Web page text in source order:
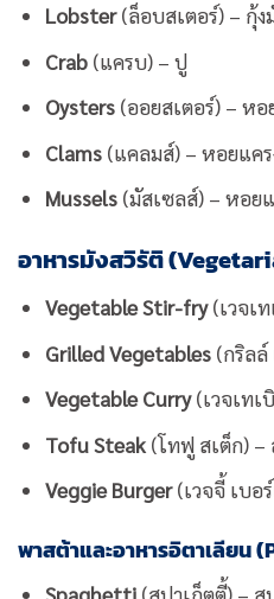
Lobster(ล็อบสเตอร์) – กุ้ง
Crab(แครบ) – ปู
Oysters(ออยสเตอร์) – หอ
Clams(แคลมส์) – หอยแคร
Mussels(มัสเซลส์) – หอย
อาหารมังสวิรัติ
Vegetable Stir-fry(เวจเ
Grilled Vegetables(กริลล์
Vegetable Curry(เวจเทเ
Tofu Steak(โทฟู สเต็ก) –
Veggie Burger(เวจจี้ เบอ
พาสต้าและอาหารอิตาเลียน
Spaghetti(สปาเก็ตตี้) – ส